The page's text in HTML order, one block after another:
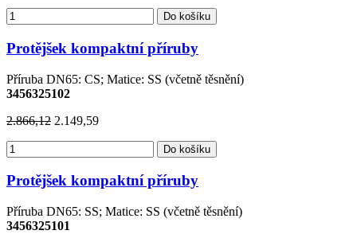
Do košíku
Protějšek kompaktní příruby
Příruba DN65: CS; Matice: SS (včetně těsnění)
3456325102
2.866,12 2.149,59
Do košíku
Protějšek kompaktní příruby
Příruba DN65: SS; Matice: SS (včetně těsnění)
3456325101